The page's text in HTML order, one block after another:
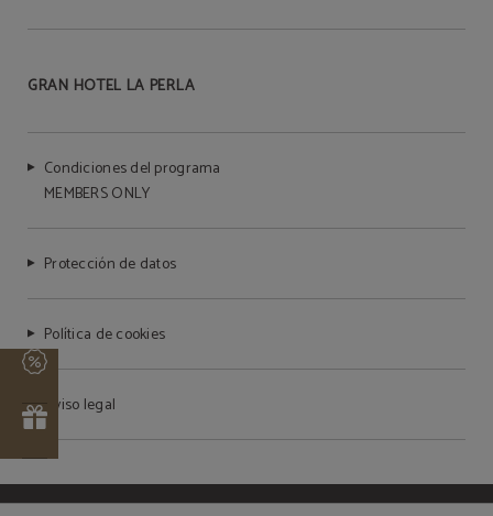
GRAN HOTEL LA PERLA
Condiciones del programa
MEMBERS ONLY
Protección de datos
Política de cookies
Aviso legal